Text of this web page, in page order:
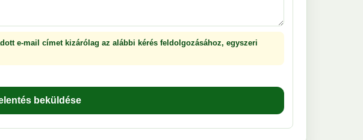
e-mail címet kizárólag az alábbi kérés feldolgozásához, egyszeri
beküldése